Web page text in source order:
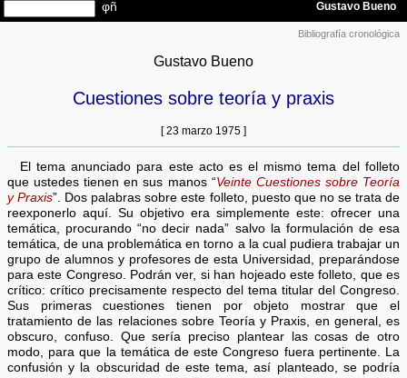
Bibliografía cronológica
Gustavo Bueno
Cuestiones sobre teoría y praxis
[ 23 marzo 1975 ]
El tema anunciado para este acto es el mismo tema del folleto
que ustedes tienen en sus manos “Veinte Cuestiones sobre Teoría
y Praxis”. Dos palabras sobre este folleto, puesto que no se trata de
reexponerlo aquí. Su objetivo era simplemente este: ofrecer una
temática, procurando “no decir nada” salvo la formulación de esa
temática, de una problemática en torno a la cual pudiera trabajar un
grupo de alumnos y profesores de esta Universidad, preparándose
para este Congreso. Podrán ver, si han hojeado este folleto, que es
crítico: crítico precisamente respecto del tema titular del Congreso.
Sus primeras cuestiones tienen por objeto mostrar que el
tratamiento de las relaciones sobre Teoría y Praxis, en general, es
obscuro, confuso. Que sería preciso plantear las cosas de otro
modo, para que la temática de este Congreso fuera pertinente. La
confusión y la obscuridad de este tema, así planteado, se podría